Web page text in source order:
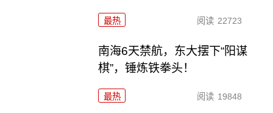
最热 阅读 22723
南海6天禁航，东大摆下“阳谋
棋”，锤炼铁拳头！
最热 阅读 19848